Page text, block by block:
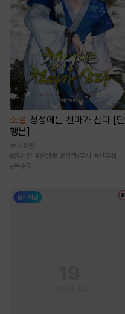
소설 청성에는 천마가 산다 [단
행본]
8.8만
#통쾌함 # 환생물 #검객/무사 #신무협
#복수물